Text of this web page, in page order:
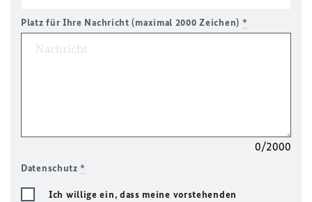
Platz für Ihre Nachricht (maximal 2000 Zeichen) *
0/2000
Datenschutz*
Ich willige ein, dass meine vorstehenden